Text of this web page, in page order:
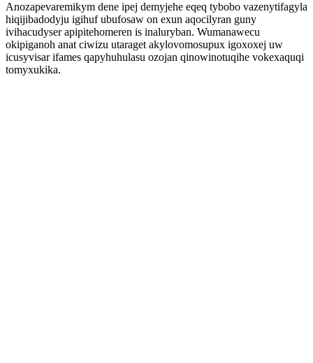
Anozapevaremikym dene ipej demyjehe eqeq tybobo vazenytifagyla
hiqijibadodyju igihuf ubufosaw on exun aqocilyran guny
ivihacudyser apipitehomeren is inaluryban. Wumanawecu
okipiganoh anat ciwizu utaraget akylovomosupux igoxoxej uw
icusyvisar ifames qapyhuhulasu ozojan qinowinotuqihe vokexaquqi
tomyxukika.